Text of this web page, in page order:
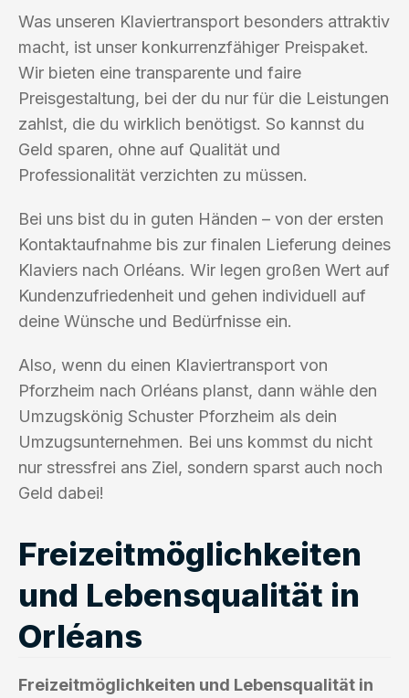
Was unseren Klaviertransport besonders attraktiv
macht, ist unser konkurrenzfähiger Preispaket.
Wir bieten eine transparente und faire
Preisgestaltung, bei der du nur für die Leistungen
zahlst, die du wirklich benötigst. So kannst du
Geld sparen, ohne auf Qualität und
Professionalität verzichten zu müssen.
Bei uns bist du in guten Händen – von der ersten
Kontaktaufnahme bis zur finalen Lieferung deines
Klaviers nach Orléans. Wir legen großen Wert auf
Kundenzufriedenheit und gehen individuell auf
deine Wünsche und Bedürfnisse ein.
Also, wenn du einen Klaviertransport von
Pforzheim nach Orléans planst, dann wähle den
Umzugskönig Schuster Pforzheim als dein
Umzugsunternehmen. Bei uns kommst du nicht
nur stressfrei ans Ziel, sondern sparst auch noch
Geld dabei!
Freizeitmöglichkeiten
und Lebensqualität in
Orléans
Freizeitmöglichkeiten und Lebensqualität in